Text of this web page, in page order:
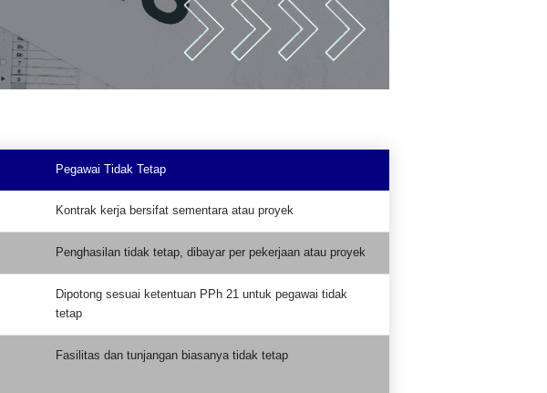
Pegawai Tidak Tetap
Kontrak kerja bersifat sementara atau proyek
Penghasilan tidak tetap, dibayar per pekerjaan atau proyek
Dipotong sesuai ketentuan PPh 21 untuk pegawai tidak
tetap
Fasilitas dan tunjangan biasanya tidak tetap